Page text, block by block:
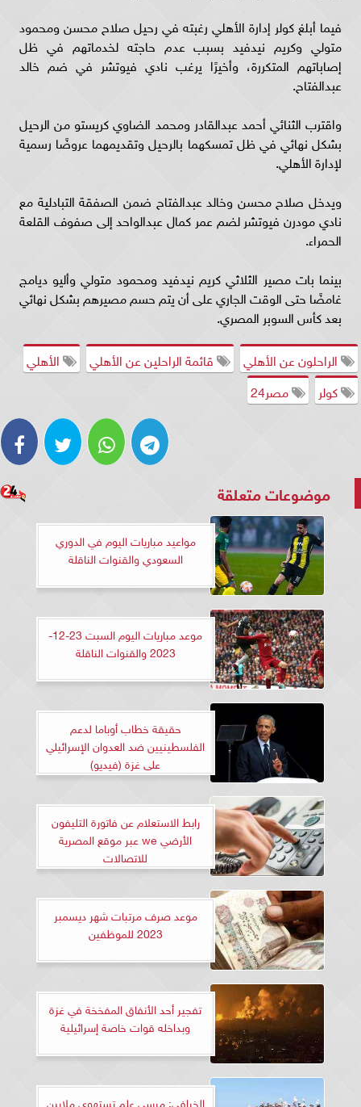
فيما أبلغ كولر إدارة الأهلي رغبته في رحيل صلاح محسن ومحمود
متولي وكريم نيدفيد بسبب عدم حاجته لخدماتهم في ظل
إصاباتهم المتكررة، وأخيرًا يرغب نادي فيوتشر في ضم خالد
عبدالفتاح.
واقترب الثنائي أحمد عبدالقادر ومحمد الضاوي كريستو من الرحيل
بشكل نهائي في ظل تمسكهما بالرحيل وتقديمهما عروضًا رسمية
لإدارة الأهلي.
ويدخل صلاح محسن وخالد عبدالفتاح ضمن الصفقة التبادلية مع
نادي مودرن فيوتشر لضم عمر كمال عبدالواحد إلى صفوف القلعة
الحمراء.
بينما بات مصير الثلاثي كريم نيدفيد ومحمود متولي وأليو ديامج
غامضًا حتى الوقت الجاري على أن يتم حسم مصيرهم بشكل نهائي
بعد كأس السوبر المصري.
الراحلون عن الأهلي
قائمة الراحلين عن الأهلي
الأهلي
كولر
مصر24
موضوعات متعلقة
مواعيد مباريات اليوم في الدوري
السعودي والقنوات الناقلة
موعد مباريات اليوم السبت 23-12-
2023 والقنوات الناقلة
حقيقة خطاب أوباما لدعم
الفلسطينيين ضد العدوان الإسرائيلي
على غزة (فيديو)
رابط الاستعلام عن فاتورة التليفون
الأرضي we عبر موقع المصرية
للاتصالات
موعد صرف مرتبات شهر ديسمبر
2023 للموظفين
تفجير أحد الأنفاق المفخخة في غزة
وبداخله قوات خاصة إسرائيلية
الخرافي: مرسى علم تستهوي ملايين